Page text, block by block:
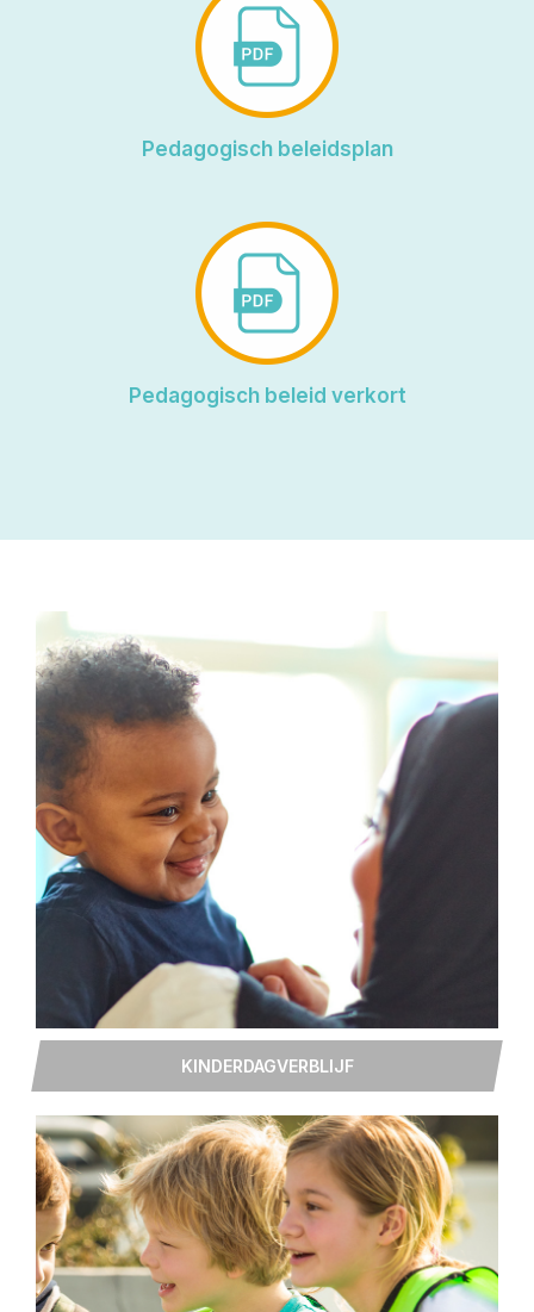
Pedagogisch beleidsplan
Pedagogisch beleid verkort
KINDERDAGVERBLIJF